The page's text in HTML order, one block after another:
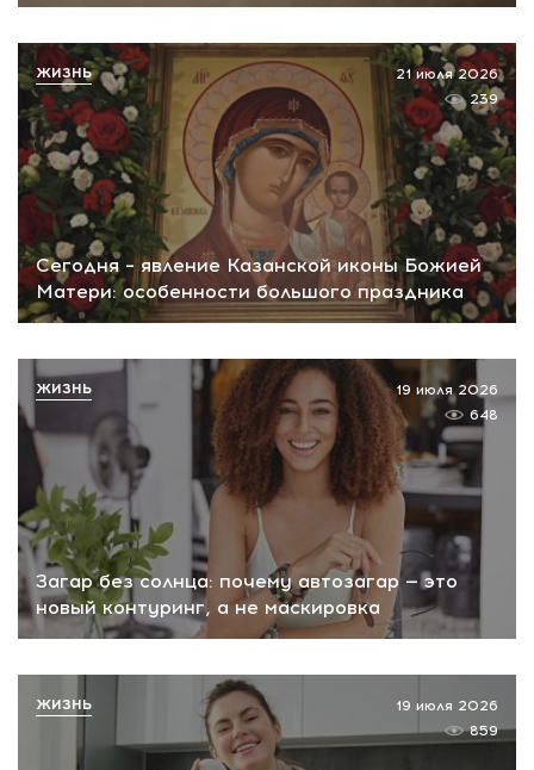
Сегодня – явление Казанской иконы Божией
Матери: особенности большого праздника
21 июля 2026
239
ЖИЗНЬ
Загар без солнца: почему автозагар — это
новый контуринг, а не маскировка
19 июля 2026
648
ЖИЗНЬ
19 июля 2026
859
ЖИЗНЬ